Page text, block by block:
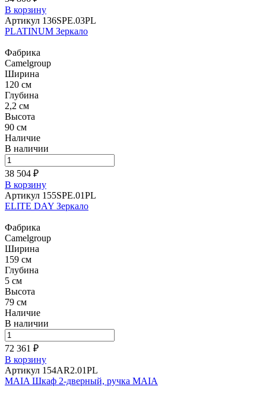
В корзину
Артикул 136SPE.03PL
PLATINUM Зеркало
Фабрика
Camelgroup
Ширина
120 см
Глубина
2,2 см
Высота
90 см
Наличие
В наличии
38 504 ₽
В корзину
Артикул 155SPE.01PL
ELITE DAY Зеркало
Фабрика
Camelgroup
Ширина
159 см
Глубина
5 см
Высота
79 см
Наличие
В наличии
72 361 ₽
В корзину
Артикул 154AR2.01PL
MAIA Шкаф 2-дверный, ручка MAIA